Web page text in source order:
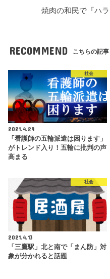
焼肉の和民で『ハ
RECOMMEND こちらの記事
社会
2021.4.29
「看護師の五輪派遣は困ります」
がトレンド入り！五輪に批判の声
高まる
社会
2021.4.13
「三鷹駅」北と南で「まん防」対
象が分かれると話題